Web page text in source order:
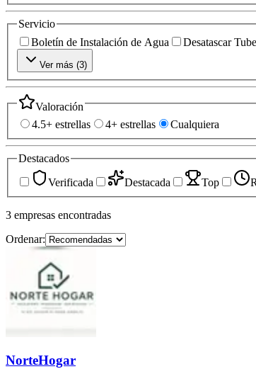
Servicio
Boletín de Instalación de Agua
Desatascar
Ver más (3)
Valoración
4.5+ estrellas
4+ estrellas Cualquiera
Destacados
Verificada
Destacada Top
3 empresas encontradas
Ordenar:
NorteHogar